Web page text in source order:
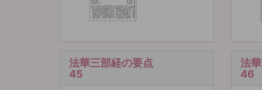
法華三部経の要点
45
法
46